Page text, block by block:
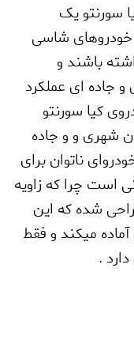
سورنتو یک
شاسی
باشند و
و جاده ای عملکرد
کیا سورنتو
شهری و و جاده
ناتوان برای
است چرا که زاویه
شده که این
میکند و فقط
.